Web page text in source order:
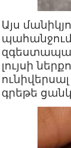
Այս
պահանջում
լույսի
գրեթե